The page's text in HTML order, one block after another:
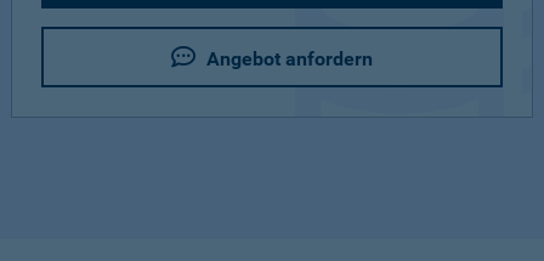
Angebot anfordern